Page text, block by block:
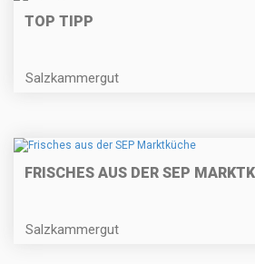
TOP TIPP
Salzkammergut
FRISCHES AUS DER SEP
Salzkammergut